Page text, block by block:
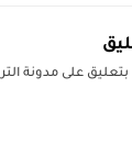
على مدونة